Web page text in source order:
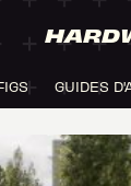
GUIDES